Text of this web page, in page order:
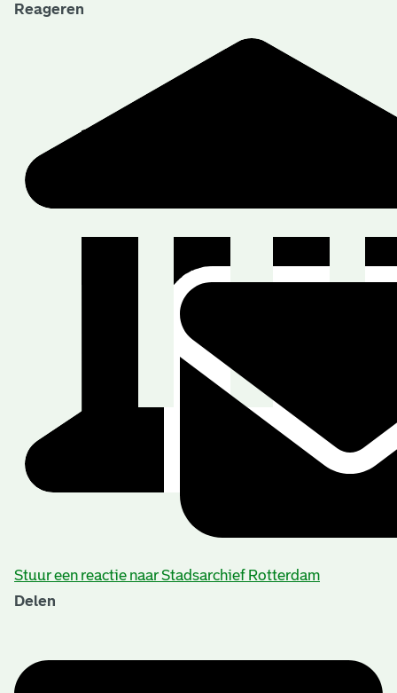
Reageren
Stuur een reactie naar Stadsarchief Rotterdam
Delen